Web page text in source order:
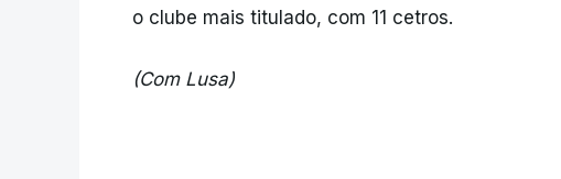
o clube mais titulado, com 11 cetros.
(Com Lusa)